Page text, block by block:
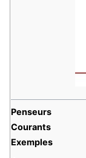
Penseurs
Courants
Exemples